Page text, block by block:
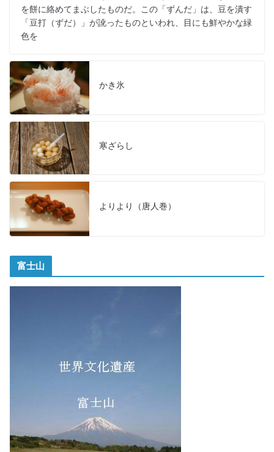
を餅に絡めてまぶしたものだ。この「ずんだ」は、豆を潰す
「豆打（ずだ）」が訛ったものといわれ、目にも鮮やかな緑
色を
かき氷
寒ざらし
よりより（唐人巻）
富士山